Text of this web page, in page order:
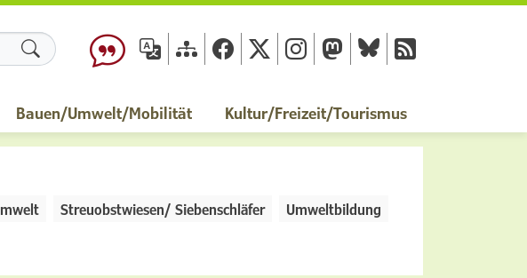
Formularschaltfläche
Bauen/Umwelt/Mobilität Kultur/Freizeit/Tourismus
Streuobstwiesen/ Siebenschläfer Umweltbildung